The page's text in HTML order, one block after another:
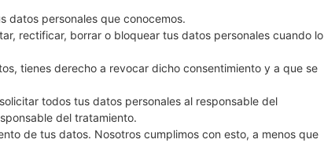
datos personales que conocemos.
rectificar, borrar o bloquear tus datos personales cuando lo
tienes derecho a revocar dicho consentimiento y a que se
todos tus datos personales al responsable del
del tratamiento.
de tus datos. Nosotros cumplimos con esto, a menos que